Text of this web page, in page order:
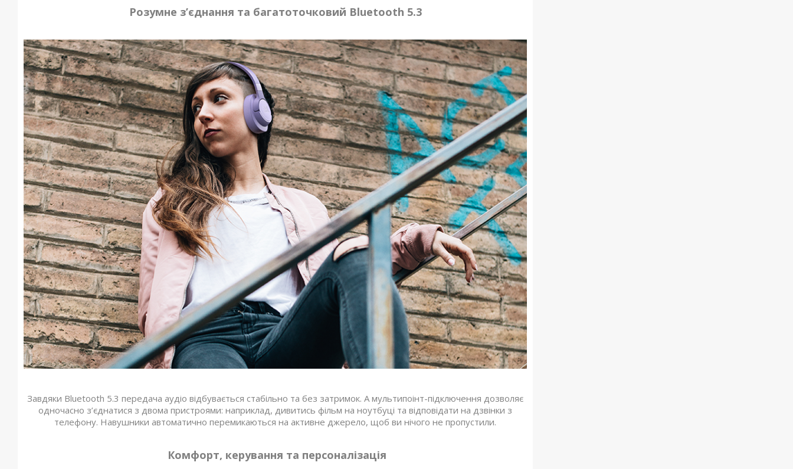
Розумне з’єднання та багатоточковий Bluetooth 5.3
Завдяки Bluetooth 5.3 передача аудіо відбувається стабільно та без затримок. А мультипоінт-підключення дозволяє
одночасно з’єднатися з двома пристроями: наприклад, дивитись фільм на ноутбуці та відповідати на дзвінки з
телефону. Навушники автоматично перемикаються на активне джерело, щоб ви нічого не пропустили.
Комфорт, керування та персоналізація